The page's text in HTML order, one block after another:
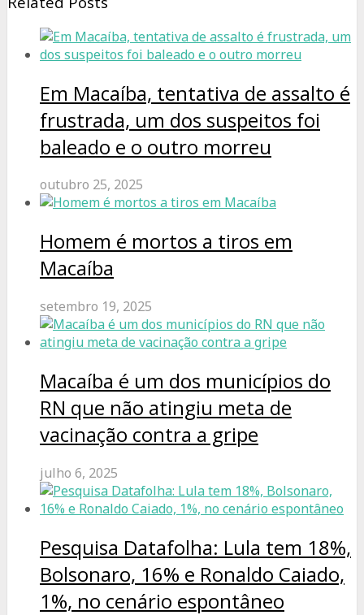
Em Macaíba, tentativa de assalto é
frustrada, um dos suspeitos foi
baleado e o outro morreu
outubro 25, 2025
Homem é mortos a tiros em
Macaíba
setembro 19, 2025
Macaíba é um dos municípios do
RN que não atingiu meta de
vacinação contra a gripe
julho 6, 2025
Pesquisa Datafolha: Lula tem 18%,
Bolsonaro, 16% e Ronaldo Caiado,
1%, no cenário espontâneo